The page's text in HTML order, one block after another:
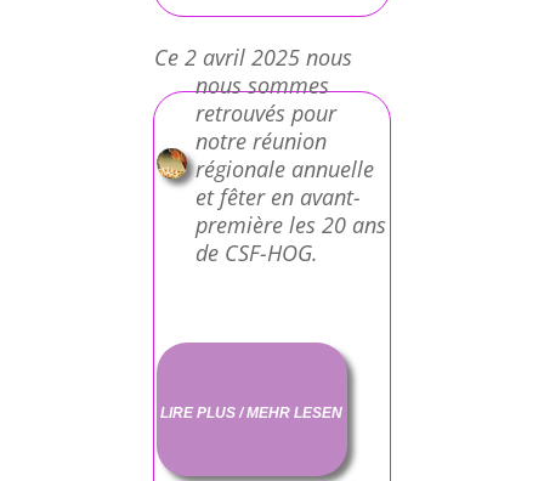
Ce 2 avril 2025 nous
nous sommes
retrouvés pour
notre réunion
régionale annuelle
et fêter en avant-
première les 20 ans
de CSF-HOG.
LIRE PLUS / MEHR LESEN